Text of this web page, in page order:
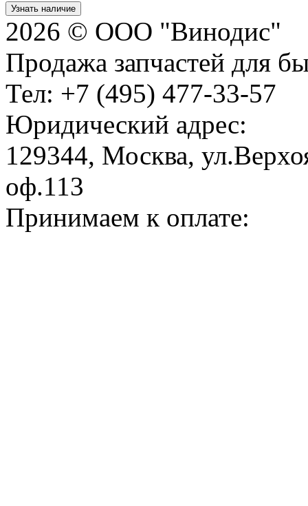
Узнать наличие
2026 © ООО "Винодис"
Продажа запчастей для
Тел: +7 (495) 477-33-57
Юридический адрес:
129344, Москва,
оф.113
Принимаем к оплате: